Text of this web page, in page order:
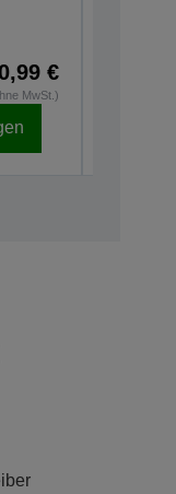
€
MwSt.)